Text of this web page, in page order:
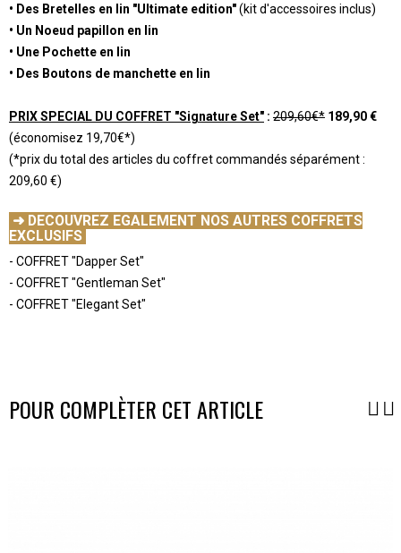
• Des Bretelles en lin "Ultimate edition"(kit d'accessoires inclus)
• Un Noeud papillon en lin
• Une Pochette en lin
• Des Boutons de manchette en lin
PRIX SPECIAL DU COFFRET "Signature Set" : 209,60€* 189,90 €
(économisez 19,70€*)
(*prix du total des articles du coffret commandés séparément :
209,60 €)
➜ DECOUVREZ EGALEMENT NOS AUTRES COFFRETS
EXCLUSIFS
- COFFRET "Dapper Set"
- COFFRET "Gentleman Set"
- COFFRET "Elegant Set"
POUR COMPLÈTER CET ARTICLE